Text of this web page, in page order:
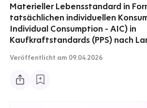
Materieller Lebensstandard in
tatsächlichen individuellen
Individual Consumption - AIC) in
Kaufkraftstandards (PPS) nach
Veröffentlicht am 09.04.2026